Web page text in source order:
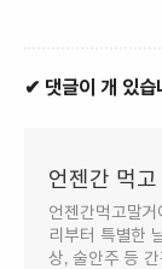
✔ 댓글이 개 있습
언젠간 먹고
언젠간먹고말
리부터 특별한
상, 술안주 등